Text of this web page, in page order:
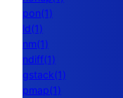
pon(1)
ld(1)
nm(1)
ndiff(1)
gstack(1)
pmap(1)